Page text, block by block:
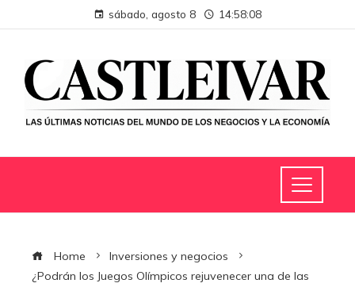
sábado, agosto 8 14:58:09
Home
Inversiones y negocios
¿Podrán los Juegos Olímpicos rejuvenecer una de las